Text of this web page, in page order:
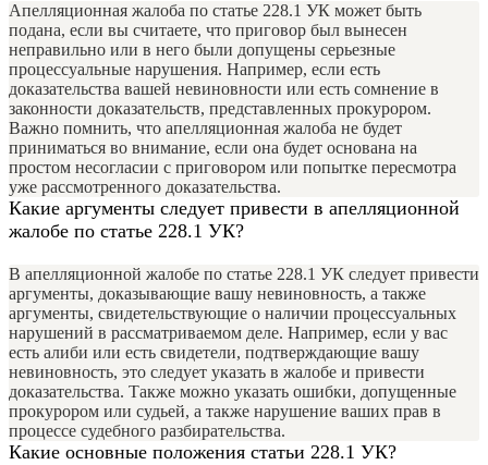
Апелляционная жалоба по статье 228.1 УК может быть
подана, если вы считаете, что приговор был вынесен
неправильно или в него были допущены серьезные
процессуальные нарушения. Например, если есть
доказательства вашей невиновности или есть сомнение в
законности доказательств, представленных прокурором.
Важно помнить, что апелляционная жалоба не будет
приниматься во внимание, если она будет основана на
простом несогласии с приговором или попытке пересмотра
уже рассмотренного доказательства.
Какие аргументы следует привести в апелляционной
жалобе по статье 228.1 УК?
В апелляционной жалобе по статье 228.1 УК следует привести
аргументы, доказывающие вашу невиновность, а также
аргументы, свидетельствующие о наличии процессуальных
нарушений в рассматриваемом деле. Например, если у вас
есть алиби или есть свидетели, подтверждающие вашу
невиновность, это следует указать в жалобе и привести
доказательства. Также можно указать ошибки, допущенные
прокурором или судьей, а также нарушение ваших прав в
процессе судебного разбирательства.
Какие основные положения статьи 228.1 УК?